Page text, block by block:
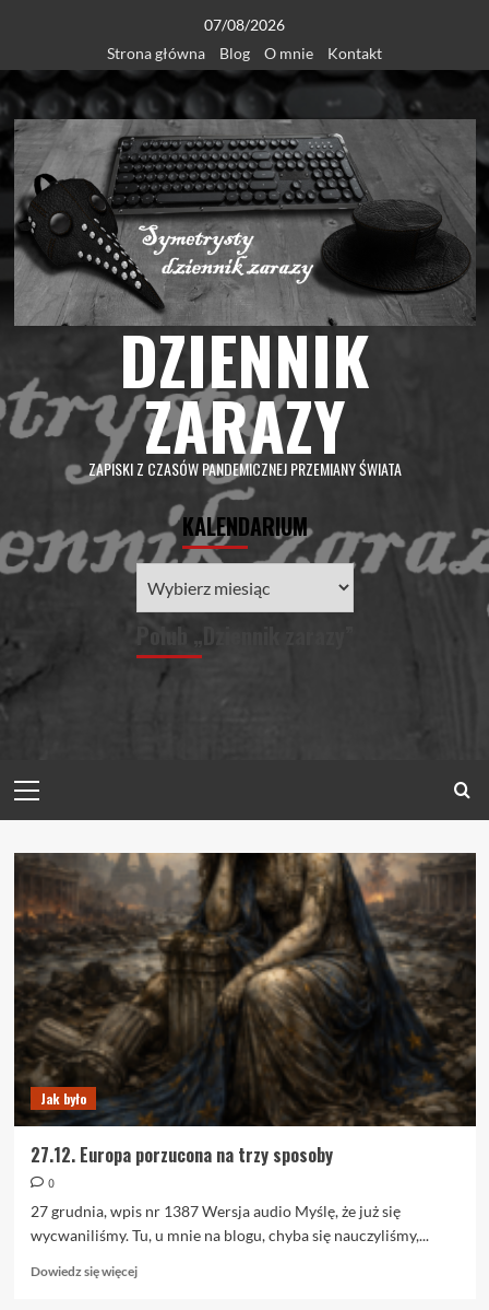
content
07/08/2026
Strona główna
Blog O mnie Kontakt
DZIENNIK
ZARAZY
ZAPISKI Z CZASÓW PANDEMICZNEJ PRZEMIANY ŚWIATA
KALENDARIUM
KALENDARIUM
Polub „Dziennik zarazy”
Menu
Blog
Jak było
27.12. Europa porzucona na trzy sposoby
0
27 grudnia, wpis nr 1387 Wersja audio Myślę, że już się
wycwaniliśmy. Tu, u mnie na blogu, chyba się nauczyliśmy,...
Dowiedz się więcejDowiedz